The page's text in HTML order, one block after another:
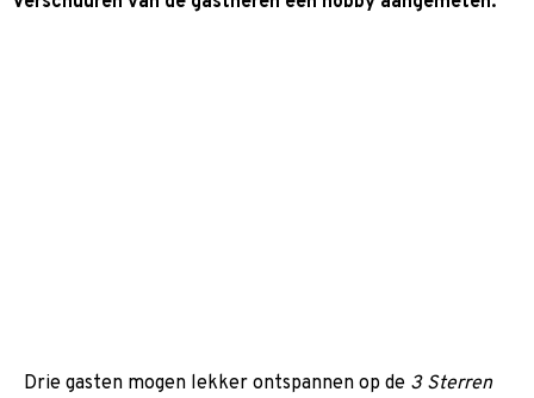
Drie gasten mogen lekker ontspannen op de 3 Sterren